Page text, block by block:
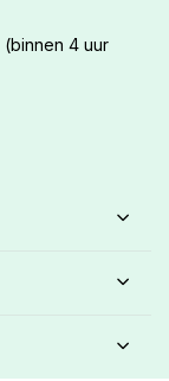
(binnen 4 uur